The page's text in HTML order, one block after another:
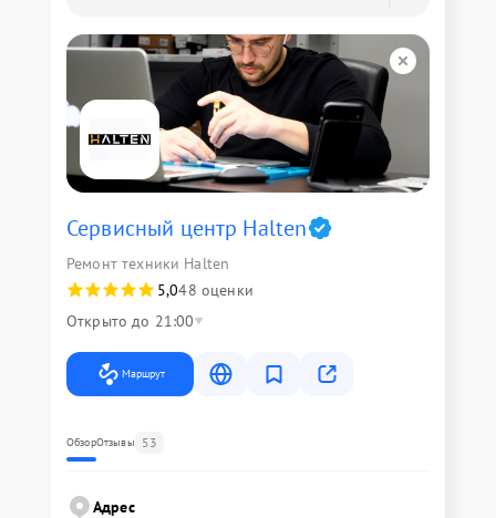
Сервисный центр Halten
Ремонт техники Halten
5,048 оценки
Открыто до 21:00
Маршрут
ОбзорОтзывы 53
Адрес